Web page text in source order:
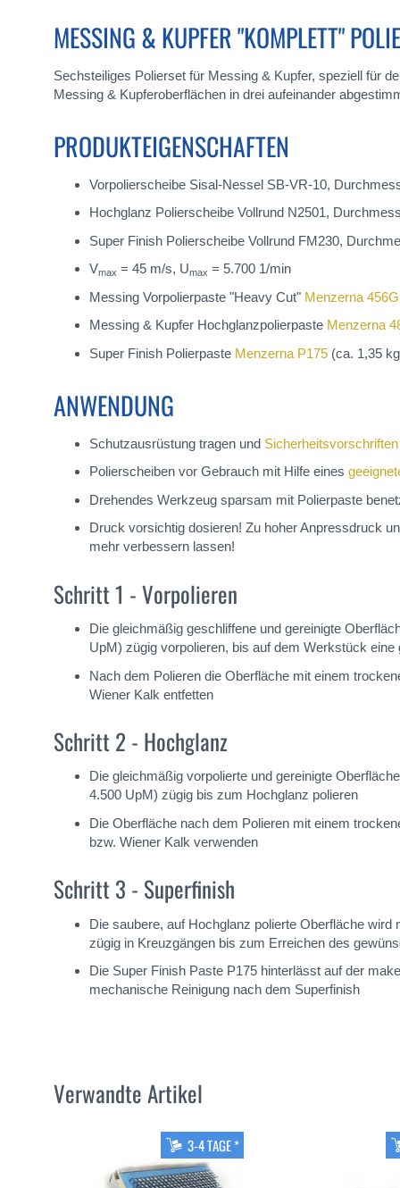
MESSING & KUPFER "KOMPLETT"
Sechsteiliges Polierset für Messing & Kupfer, speziell für
Messing & Kupferoberflächen in drei aufeinander
PRODUKTEIGENSCHAFTEN
Vorpolierscheibe Sisal-Nessel SB-VR-10,
Hochglanz Polierscheibe Vollrund N2501,
Super Finish Polierscheibe Vollrund FM230,
Vmax = 45 m/s, Umax = 5.700 1/min
Messing Vorpolierpaste "Heavy Cut" Menzerna 456G
Messing & Kupfer Hochglanzpolierpaste Menzerna
Super Finish Polierpaste Menzerna P175 (ca. 1,35
ANWENDUNG
Schutzausrüstung tragen und Sicherheitsvorschriften
Polierscheiben vor Gebrauch mit Hilfe eines
Drehendes Werkzeug sparsam mit Polierpaste
Druck vorsichtig dosieren! Zu hoher Anpressdruck
mehr verbessern lassen!
Schritt 1 - Vorpolieren
Die gleichmäßig geschliffene und gereinigte
UpM) zügig vorpolieren, bis auf dem Werkstück
Nach dem Polieren die Oberfläche mit einem
Wiener Kalk entfetten
Schritt 2 - Hochglanz
Die gleichmäßig vorpolierte und gereinigte
4.500 UpM) zügig bis zum Hochglanz polieren
Die Oberfläche nach dem Polieren mit einem
bzw. Wiener Kalk verwenden
Schritt 3 - Superfinish
Die saubere, auf Hochglanz polierte Oberfläche
zügig in Kreuzgängen bis zum Erreichen des
Die Super Finish Paste P175 hinterlässt auf der
mechanische Reinigung nach dem Superfinish
Verwandte Artikel
3-4 TAGE *